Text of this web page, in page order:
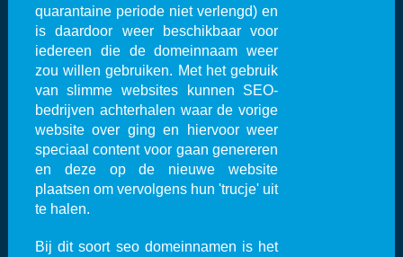
quarantaine periode niet verlengd) en
is daardoor weer beschikbaar voor
iedereen die de domeinnaam weer
zou willen gebruiken. Met het gebruik
van slimme websites kunnen SEO-
bedrijven achterhalen waar de vorige
website over ging en hiervoor weer
speciaal content voor gaan genereren
en deze op de nieuwe website
plaatsen om vervolgens hun 'trucje' uit
te halen.
Bij dit soort seo domeinnamen is het